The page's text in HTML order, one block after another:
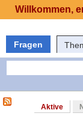
Fragen
Aktive
Willkommen,